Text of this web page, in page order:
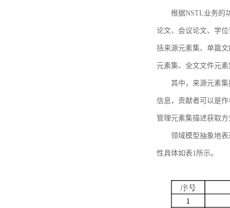
根据NSTL业务的
论文、会议论文、学
括来源元素集、单篇
元素集、全文文件元
其中，来源元素
信息，贡献者可以是
管理元素集描述获取
领域模型抽象地
性具体如表1所示。